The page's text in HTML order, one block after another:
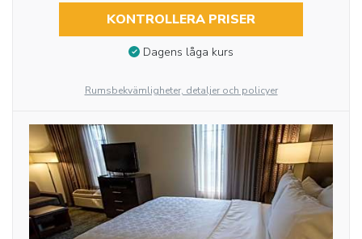
KONTROLLERA PRISER
Dagens låga kurs
Rumsbekvämligheter, detaljer och policyer